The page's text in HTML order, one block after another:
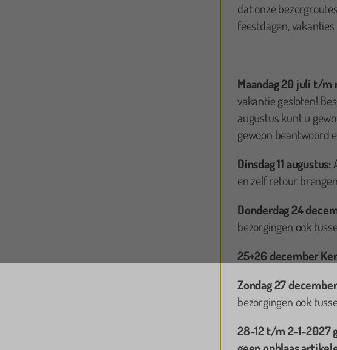
dat onze
feestdagen, vakanties
Maandag 20 juli t/m
vakantie gesloten!
augustus kunt u
gewoon beantwoord
Dinsdag 11 augustus:
en zelf retour
Donderdag 24
bezorgingen ook
25+26 december
Zondag 27
bezorgingen ook
28-12 t/m 2-1-2027
Woensdagavond netjes optijd gebracht, vriendelijke meneer,
wilde zelfs de pop al opzetten. De meneer gaf nog wat tips.
Super netjes geregeld! Elke dag op te halen of terug te
Echt
Al